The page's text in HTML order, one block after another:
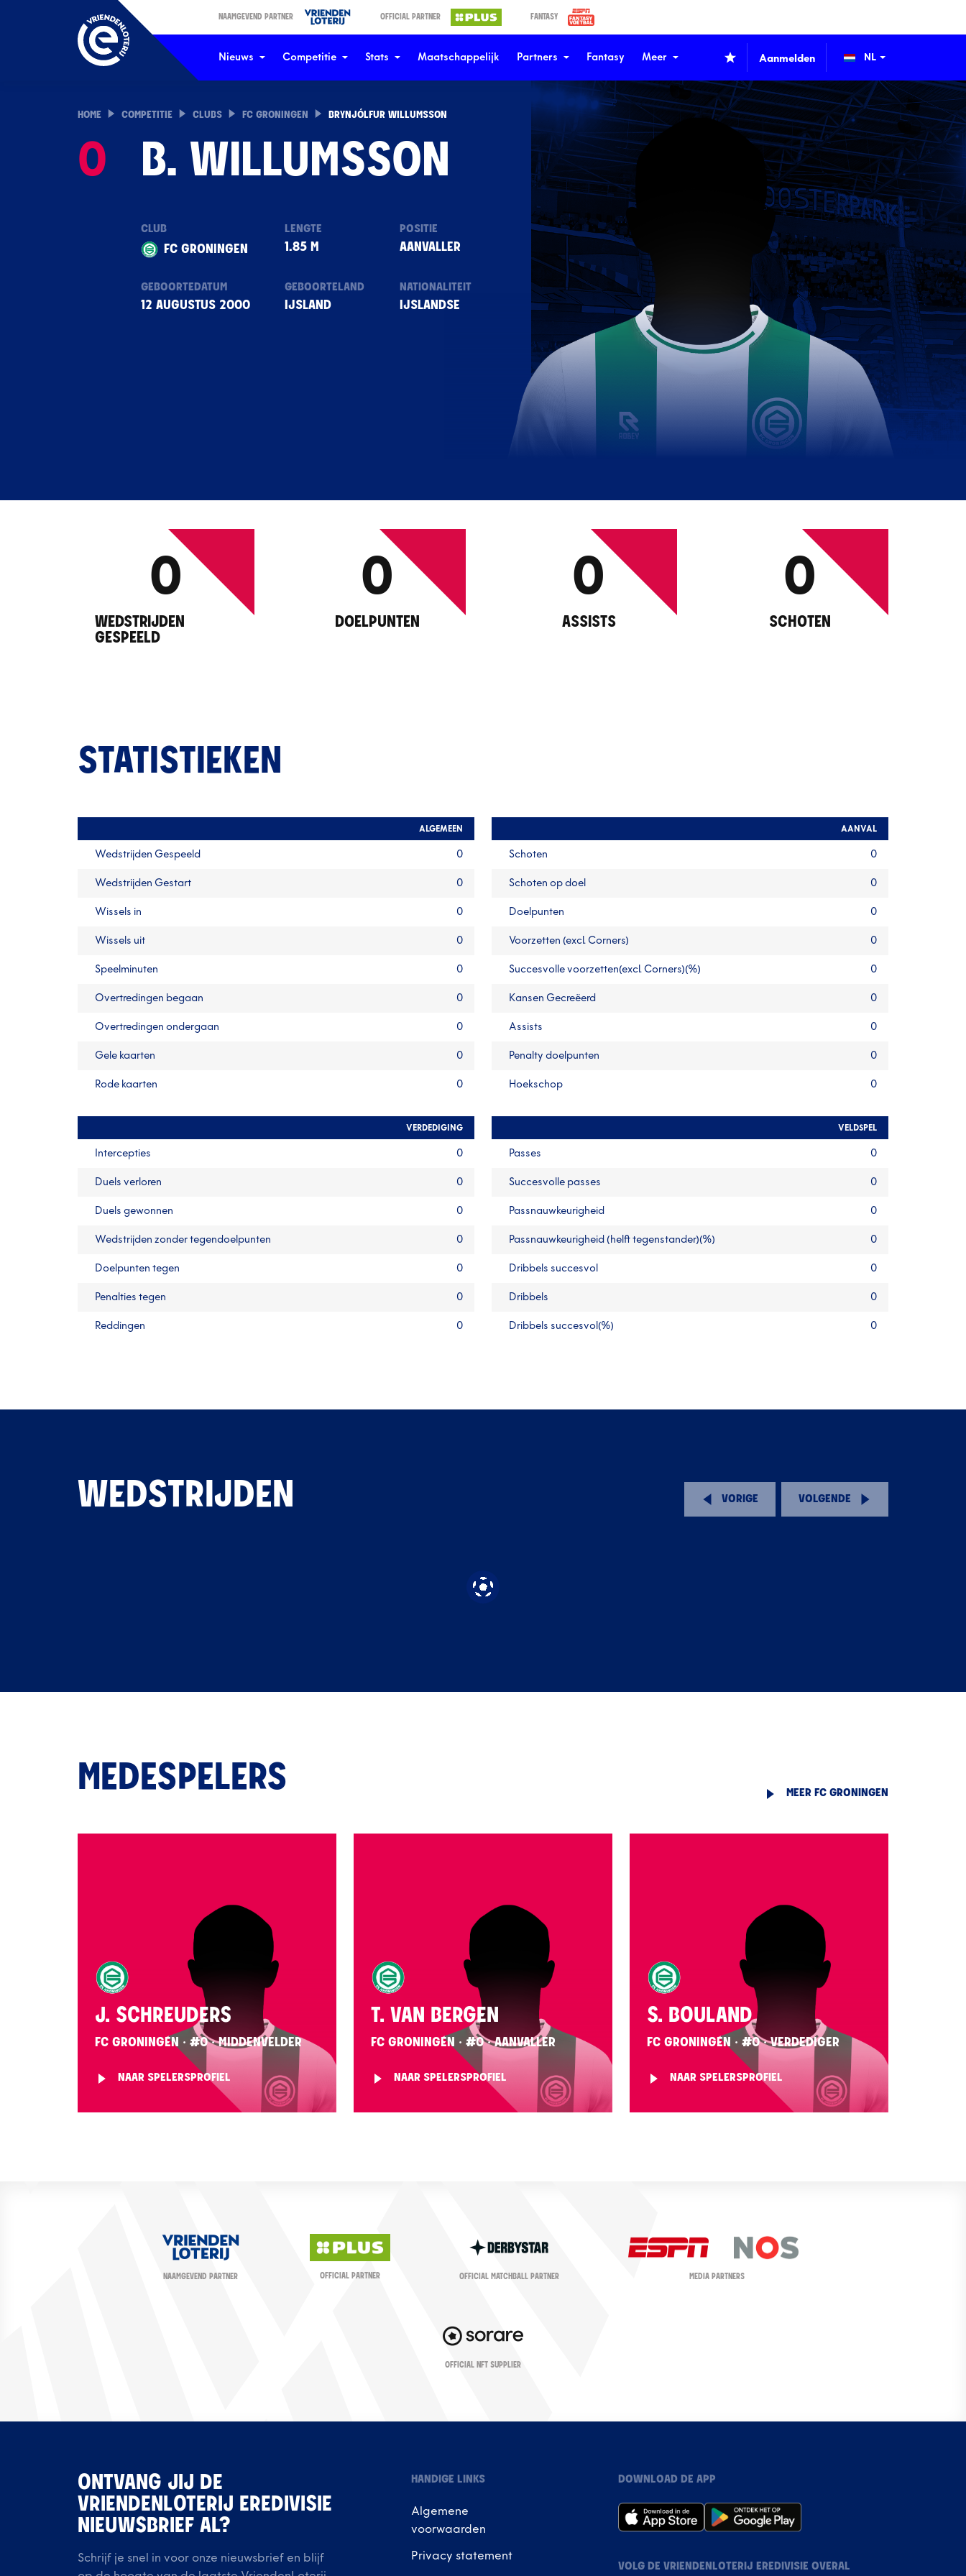
NAAMGEVEND PARTNER OFFICIAL PARTNER FANTASY
Nieuws Competitie Stats Maatschappelijk Partners Fantasy Meer Aanmelden
HOME COMPETITIE CLUBS FC GRONINGEN BRYNJÓLFUR WILLUMSSON
0 B. WILLUMSSON
CLUB
FC GRONINGEN
LENGTE
1.85 M
POSITIE
AANVALLER
GEBOORTEDATUM
12 AUGUSTUS 2000
GEBOORTELAND
IJSLAND
NATIONALITEIT
IJSLANDSE
0
WEDSTRIJDEN
GESPEELD
0
DOELPUNTEN
0
ASSISTS
0
SCHOTEN
STATISTIEKEN
ALGEMEEN
Wedstrijden Gespeeld 0
Wedstrijden Gestart 0
Wissels in 0
Wissels uit 0
Speelminuten 0
Overtredingen begaan 0
Overtredingen ondergaan 0
Gele kaarten 0
Rode kaarten 0
AANVAL
Schoten 0
Schoten op doel 0
Doelpunten 0
Voorzetten (excl. Corners) 0
Succesvolle voorzetten(excl. Corners)(%) 0
Kansen Gecreëerd 0
Assists 0
Penalty doelpunten 0
Hoekschop 0
VERDEDIGING
Intercepties 0
Duels verloren 0
Duels gewonnen 0
Wedstrijden zonder tegendoelpunten 0
Doelpunten tegen 0
Penalties tegen 0
Reddingen 0
VELDSPEL
Passes 0
Succesvolle passes 0
Passnauwkeurigheid 0
Passnauwkeurigheid (helft tegenstander)(%) 0
Dribbels succesvol 0
Dribbels 0
Dribbels succesvol(%) 0
WEDSTRIJDEN VORIGE VOLGENDE
MEDESPELERS MEER FC GRONINGEN
J. SCHREUDERS
FC GRONINGEN · #0 · MIDDENVELDER
NAAR SPELERSPROFIEL
T. VAN BERGEN
FC GRONINGEN · #0 · AANVALLER
NAAR SPELERSPROFIEL
S. BOULAND
FC GRONINGEN · #0 · VERDEDIGER
NAAR SPELERSPROFIEL
NAAMGEVEND PARTNER OFFICIAL PARTNER OFFICIAL MATCHBALL PARTNER MEDIA PARTNERS
OFFICIAL NFT SUPPLIER
ONTVANG JIJ DE
VRIENDENLOTERIJ EREDIVISIE
NIEUWSBRIEF AL?
Schrijf je snel in voor onze nieuwsbrief en blijf
HANDIGE LINKS
Algemene
voorwaarden
Privacy statement
DOWNLOAD DE APP
VOLG DE VRIENDENLOTERIJ EREDIVISIE OVERAL